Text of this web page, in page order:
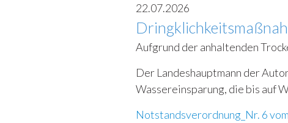
22.07.2026
Aufgrund der anhaltenden
Der Landeshauptmann der
Wassereinsparung, die bis auf
Notstandsverordnung_Nr. 6